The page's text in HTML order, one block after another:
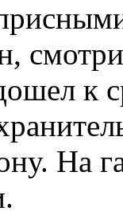
к
На